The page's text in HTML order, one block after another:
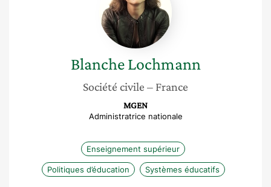
Blanche Lochmann
Société civile – France
MGEN
Administratrice nationale
Enseignement supérieur
Politiques d’éducation Systèmes éducatifs